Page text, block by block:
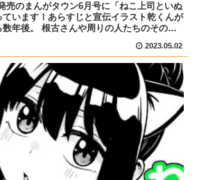
売のまんがタウン6月号に「ねこ上司といぬ
います！あらすじと宣伝イラスト乾くんが
年後。 根古さんや周りの人たちのその後
2023.05.02